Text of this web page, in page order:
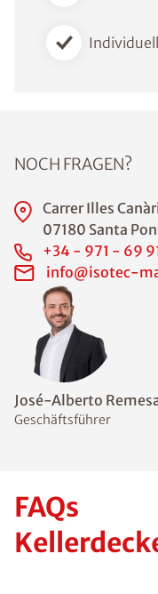
José-Alberto
Geschäftsführer
NOCH FRAGEN?
Carrer Illes
07180 Santa
+34 - 971 - 69
info@isotec-
FAQs